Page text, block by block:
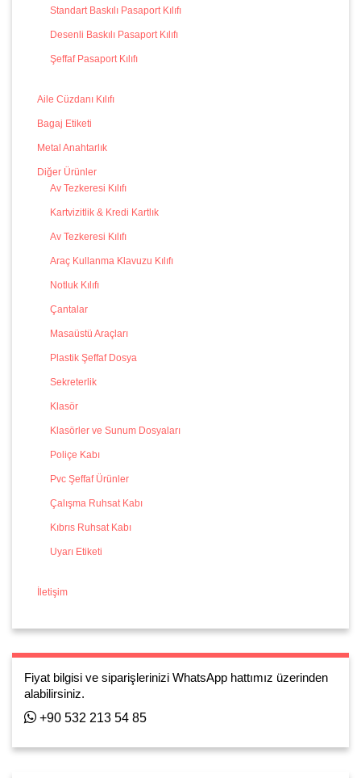
Standart Baskılı Pasaport Kılıfı
Desenli Baskılı Pasaport Kılıfı
Şeffaf Pasaport Kılıfı
Aile Cüzdanı Kılıfı
Bagaj Etiketi
Metal Anahtarlık
Diğer Ürünler
Av Tezkeresi Kılıfı
Kartvizitlik & Kredi Kartlık
Av Tezkeresi Kılıfı
Araç Kullanma Klavuzu Kılıfı
Notluk Kılıfı
Çantalar
Masaüstü Araçları
Plastik Şeffaf Dosya
Sekreterlik
Klasör
Klasörler ve Sunum Dosyaları
Poliçe Kabı
Pvc Şeffaf Ürünler
Çalışma Ruhsat Kabı
Kıbrıs Ruhsat Kabı
Uyarı Etiketi
İletişim
Fiyat bilgisi ve siparişlerinizi WhatsApp hattımız üzerinden
alabilirsiniz.
+90 532 213 54 85